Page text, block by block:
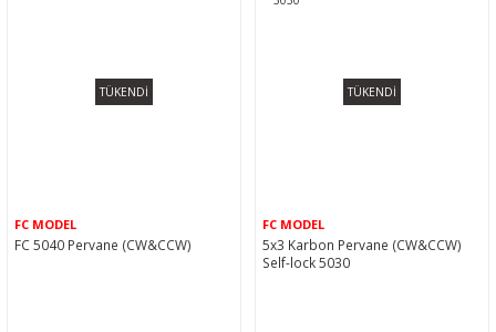
TÜKENDİ
FC MODEL
FC 5040 Pervane (CW&CCW)
TÜKENDİ
FC MODEL
5x3 Karbon Pervane (CW&CCW)
Self-lock 5030